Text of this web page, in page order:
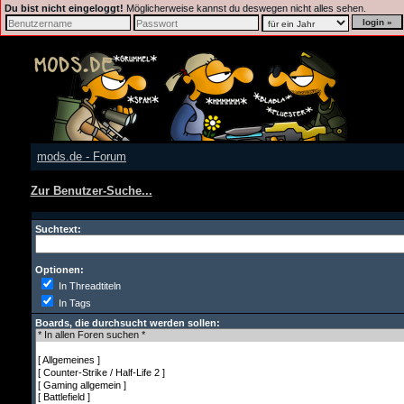
Du bist nicht eingeloggt! Möglicherweise kannst du deswegen nicht alles sehen.
mods.de - Forum
Zur Benutzer-Suche...
Suchtext:
Optionen:
In Threadtiteln
In Tags
Boards, die durchsucht werden sollen: